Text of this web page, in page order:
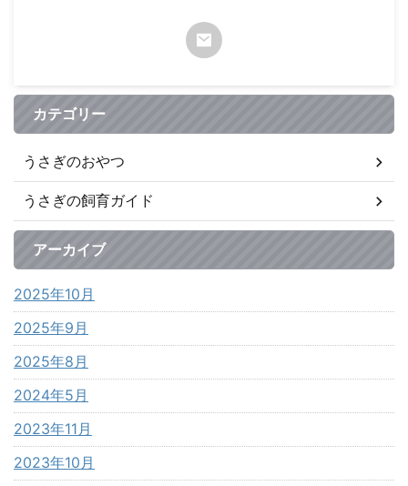
カテゴリー
うさぎのおやつ
うさぎの飼育ガイド
アーカイブ
2025年10月
2025年9月
2025年8月
2024年5月
2023年11月
2023年10月